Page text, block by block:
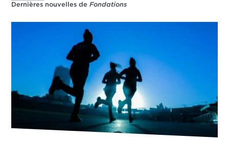
Dernières nouvelles deFondations